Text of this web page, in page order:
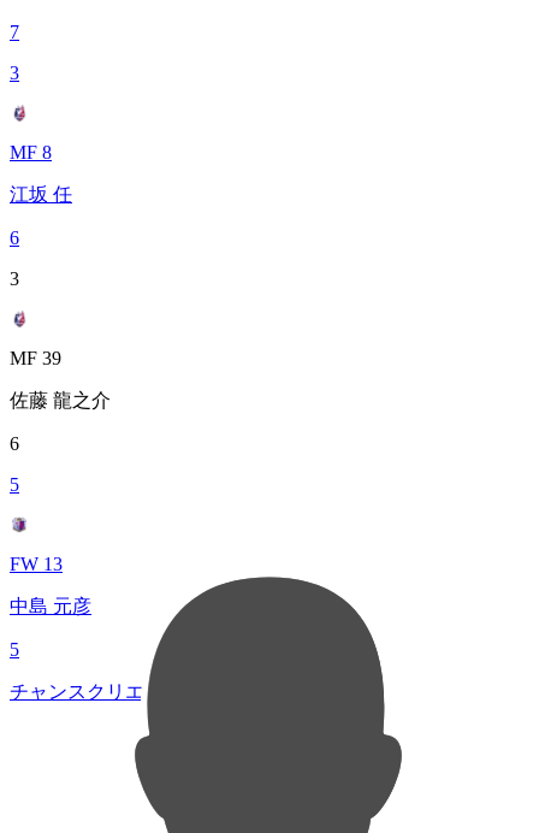
7
3
MF 8
江坂 任
6
3
MF 39
佐藤 龍之介
6
5
FW 13
中島 元彦
5
チャンスクリエイト総数